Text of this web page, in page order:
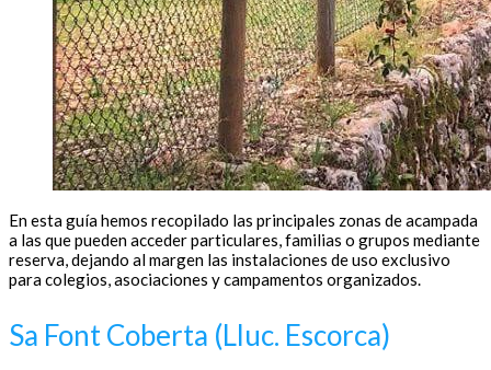
En esta guía hemos recopilado las principales zonas de acampada
a las que pueden acceder particulares, familias o grupos mediante
reserva, dejando al margen las instalaciones de uso exclusivo
para colegios, asociaciones y campamentos organizados.
Sa Font Coberta (Lluc. Escorca)